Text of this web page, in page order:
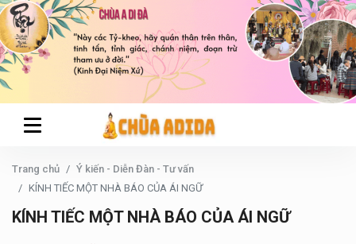
Trang chủ
Ý kiến - Diễn Đàn - Tư vấn
KÍNH TIẾC MỘT NHÀ BÁO CỦA ÁI NGỮ
KÍNH TIẾC MỘT NHÀ BÁO CỦA ÁI NGỮ